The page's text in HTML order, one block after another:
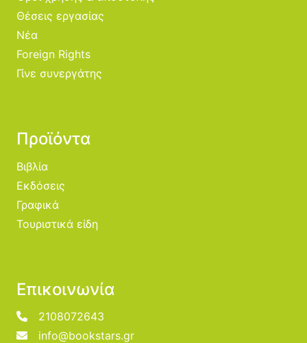
Θέσεις εργασίας
Νέα
Foreign Rights
Γίνε συνεργάτης
Προϊόντα
Βιβλία
Εκδόσεις
Γραφικά
Τουριστικά είδη
Επικοινωνία
2108072643
info@bookstars.gr